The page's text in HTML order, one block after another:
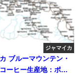
ジャマイカ
ブルーマウンテン・
ーヒー生産地：ポー